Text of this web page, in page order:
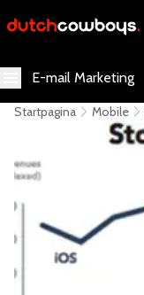
E-mail Marketing
Startpagina Mobile